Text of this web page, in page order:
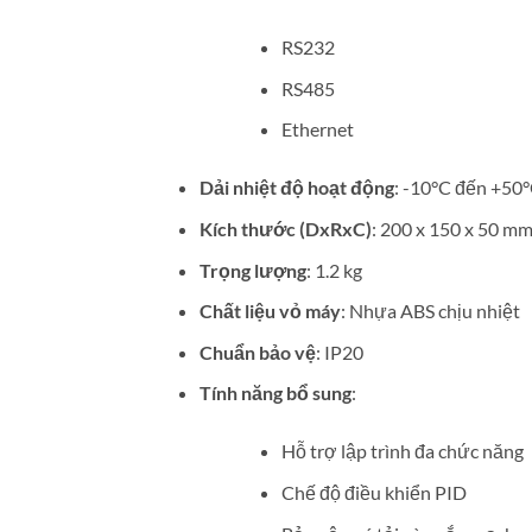
RS232
RS485
Ethernet
Dải nhiệt độ hoạt động: -10°C đến
Kích thước (DxRxC): 200 x 150 x 50 mm
Trọng lượng: 1.2 kg
Chất liệu vỏ máy: Nhựa ABS chịu nhiệt
Chuẩn bảo vệ: IP20
Tính năng bổ sung:
Hỗ trợ lập trình đa chức năng
Chế độ điều khiển PID